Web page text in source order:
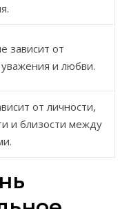
зависит от
и любви.
от личности,
и близости между